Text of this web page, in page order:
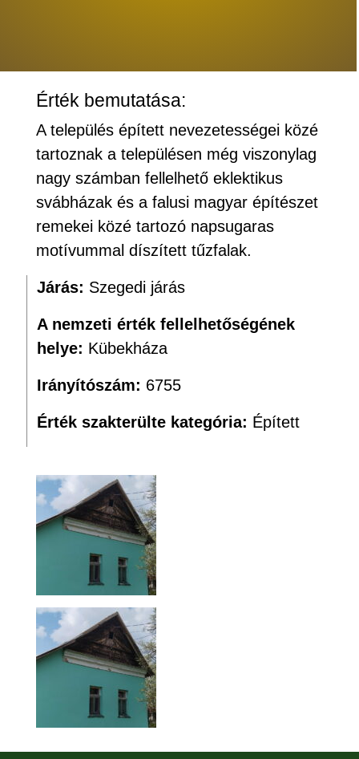
Érték bemutatása:
A település épített nevezetességei közé
tartoznak a településen még viszonylag
nagy számban fellelhető eklektikus
svábházak és a falusi magyar építészet
remekei közé tartozó napsugaras
motívummal díszített tűzfalak.
Járás: Szegedi járás
A nemzeti érték fellelhetőségének
helye: Kübekháza
Irányítószám: 6755
Érték szakterülte kategória: Épített